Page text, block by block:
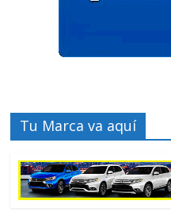
Tu Marca va aquí